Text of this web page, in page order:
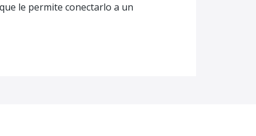
le permite conectarlo a un